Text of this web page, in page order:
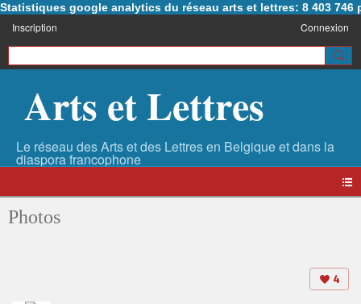
Statistiques google analytics du réseau arts et lettres: 8 403 746
Inscription Connexion
Arts et Lettres
Photos
4